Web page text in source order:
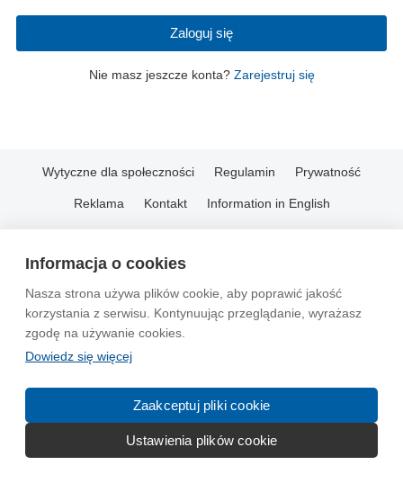
Informacja o cookies
Nasza strona używa plików cookie, aby poprawić jakość
korzystania z serwisu. Kontynuując przeglądanie, wyrażasz
zgodę na używanie cookies.
Dowiedz się więcej
Zaakceptuj pliki cookie
Ustawienia plików cookie
Zaloguj się
Nie masz jeszcze konta? Zarejestruj się
Wytyczne dla społeczności Regulamin Prywatność
Reklama Kontakt Information in English